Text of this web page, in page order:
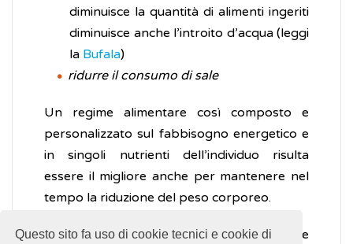
Questo sito fa uso di cookie tecnici e cookie di
diminuisce la quantità di alimenti ingeriti
diminuisce anche l’introito d’acqua (leggi
la Bufala)
ridurre il consumo di sale
Un regime alimentare così composto e
personalizzato sul fabbisogno energetico e
in singoli nutrienti dell’individuo risulta
essere il migliore anche per mantenere nel
tempo la riduzione del peso corporeo.
Il rischio dell’effettoyo-yo , vale a dire